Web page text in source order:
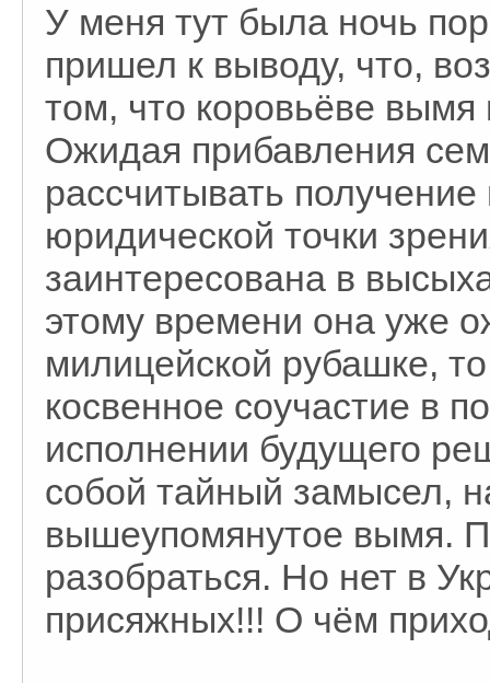
У меня тут была ночь
пришел к выводу, что,
том, что коровьёве
Ожидая прибавления
рассчитывать
юридической точки
заинтересована в
этому времени она уже
милицейской рубашке,
косвенное соучастие в
исполнении будущего
собой тайный замысел,
вышеупомянутое вымя.
разобраться. Но нет в
присяжных!!! О чём